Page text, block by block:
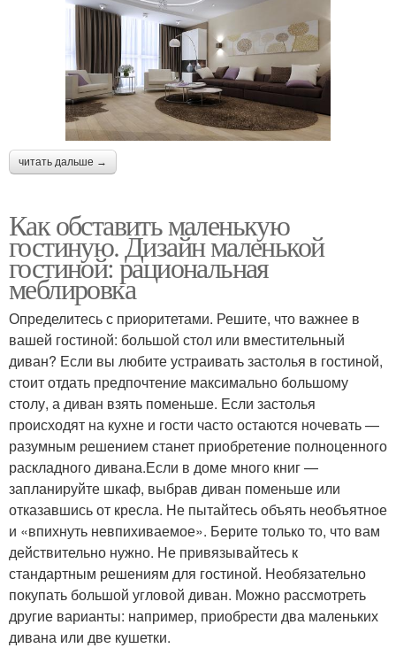
читать дальше →
Как обставить маленькую
гостиную. Дизайн маленькой
гостиной: рациональная
меблировка
Определитесь с приоритетами. Решите, что важнее в
вашей гостиной: большой стол или вместительный
диван? Если вы любите устраивать застолья в гостиной,
стоит отдать предпочтение максимально большому
столу, а диван взять поменьше. Если застолья
происходят на кухне и гости часто остаются ночевать —
разумным решением станет приобретение полноценного
раскладного дивана.Если в доме много книг —
запланируйте шкаф, выбрав диван поменьше или
отказавшись от кресла. Не пытайтесь объять необъятное
и «впихнуть невпихиваемое». Берите только то, что вам
действительно нужно. Не привязывайтесь к
стандартным решениям для гостиной. Необязательно
покупать большой угловой диван. Можно рассмотреть
другие варианты: например, приобрести два маленьких
дивана или две кушетки.